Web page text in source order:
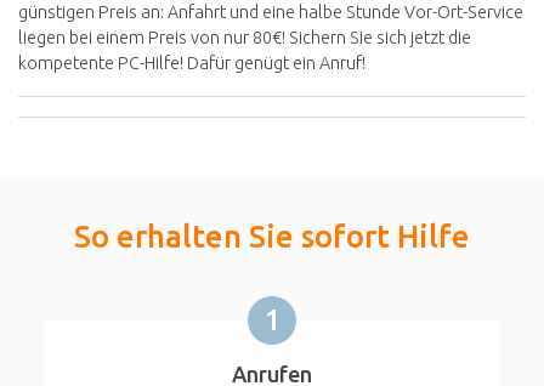
günstigen Preis an: Anfahrt und eine halbe Stunde Vor-Ort-Service
liegen bei einem Preis von nur 80€! Sichern Sie sich jetzt die
kompetente PC-Hilfe! Dafür genügt ein Anruf!
So erhalten Sie sofort Hilfe
1
Anrufen